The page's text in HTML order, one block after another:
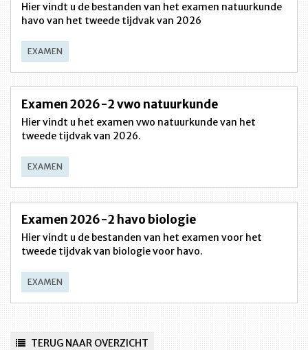
Hier vindt u de bestanden van het examen natuurkunde
havo van het tweede tijdvak van 2026
EXAMEN
Examen 2026-2 vwo natuurkunde
Hier vindt u het examen vwo natuurkunde van het
tweede tijdvak van 2026.
EXAMEN
Examen 2026-2 havo biologie
Hier vindt u de bestanden van het examen voor het
tweede tijdvak van biologie voor havo.
EXAMEN
TERUG NAAR OVERZICHT